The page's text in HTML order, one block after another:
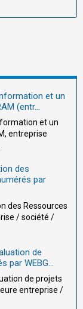
et un
(entr...
et un
entreprise
des
par
des Ressources
/ société /
de
par WEBG...
de projets
entreprise /